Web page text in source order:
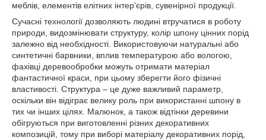
меблів, елементів елітних інтер'єрів, сувенірної продукції.
Сучасні технології дозволяють людині втручатися в роботу
природи, видозмінювати структуру, колір шпону цінних порід
залежно від необхідності. Використовуючи натуральні або
синтетичні барвники, вплив температурою або вологою,
фахівці деревообробки можуть отримати матеріал
фантастичної краси, при цьому зберегти його фізичні
властивості. Структура – це дуже важливий параметр,
оскільки він відіграє велику роль при використанні шпону в
тих чи інших цілях. Малюнок, а також відтінки деревини
обігруються при виготовленні різних декоративних
композицій, тому при виборі матеріалу декоративних порід,